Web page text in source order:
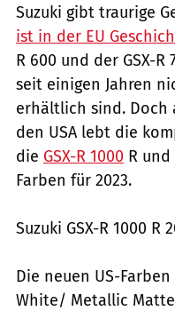
Suzuki gibt traurige
ist in der EU
R 600 und der GSX-
seit einigen Jahren
erhältlich sind. Doch
den USA lebt die
die GSX-R 1000 R
Farben für 2023.
Suzuki GSX-R 1000 R
Die neuen US-
White/ Metallic